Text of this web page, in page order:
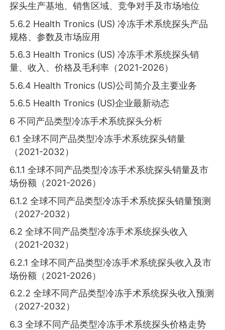
探头生产基地、销售区域、竞争对手及市场地位
5.6.2 Health Tronics (US) 冷冻手术系统探头产品
规格、参数及市场应用
5.6.3 Health Tronics (US) 冷冻手术系统探头销
量、收入、价格及毛利率（2021-2026）
5.6.4 Health Tronics (US)公司简介及主要业务
5.6.5 Health Tronics (US)企业最新动态
6 不同产品类型冷冻手术系统探头分析
6.1 全球不同产品类型冷冻手术系统探头销量
（2021-2032）
6.1.1 全球不同产品类型冷冻手术系统探头销量及市
场份额（2021-2026）
6.1.2 全球不同产品类型冷冻手术系统探头销量预测
（2027-2032）
6.2 全球不同产品类型冷冻手术系统探头收入
（2021-2032）
6.2.1 全球不同产品类型冷冻手术系统探头收入及市
场份额（2021-2026）
6.2.2 全球不同产品类型冷冻手术系统探头收入预测
（2027-2032）
6.3 全球不同产品类型冷冻手术系统探头价格走势